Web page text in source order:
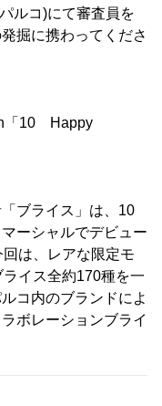
ルコ)にて審査員を
掘に携わってくださ
「10 Happy
ブライス」は、10
ーシャルでデビュー
は、レアな限定モ
イス全約170種を一
コ内のブランドによ
ボレーションブライ